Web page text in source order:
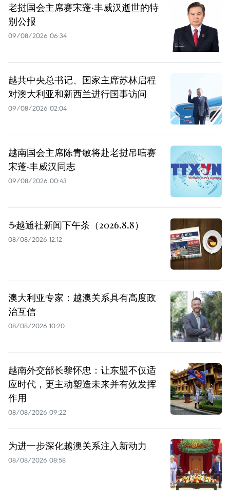
老挝国会主席赛宋蓬·丰威汉逝世的特
别公报
09/08/2026 06:34
越共中央总书记、国家主席苏林启程
对澳大利亚和新西兰进行国事访问
09/08/2026 02:04
越南国会主席陈青敏将赴老挝吊唁赛
宋蓬·丰威汉同志
09/08/2026 00:43
☕️越通社新闻下午茶（2026.8.8）
08/08/2026 12:12
澳大利亚专家：越澳关系具有高度政
治互信
08/08/2026 10:20
越南外交部长黎怀忠：让东盟不仅适
应时代，更主动塑造未来并有效发挥
作用
08/08/2026 09:22
为进一步深化越澳关系注入新动力
08/08/2026 08:58